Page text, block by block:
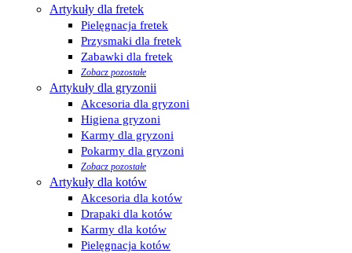
Artykuły dla fretek
Pielęgnacja fretek
Przysmaki dla fretek
Zabawki dla fretek
Zobacz pozostałe
Artykuły dla gryzonii
Akcesoria dla gryzoni
Higiena gryzoni
Karmy dla gryzoni
Pokarmy dla gryzoni
Zobacz pozostałe
Artykuły dla kotów
Akcesoria dla kotów
Drapaki dla kotów
Karmy dla kotów
Pielęgnacja kotów